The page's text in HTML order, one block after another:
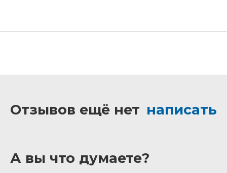
Отзывов ещё нет написать
А вы что думаете?